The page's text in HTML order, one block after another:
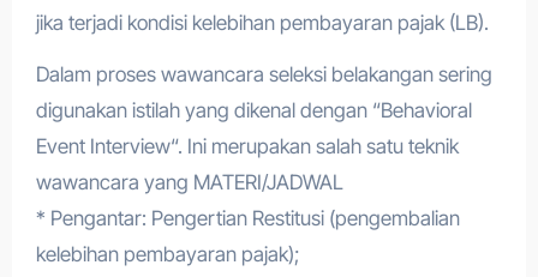
jika terjadi kondisi kelebihan pembayaran pajak (LB).
Dalam proses wawancara seleksi belakangan sering
digunakan istilah yang dikenal dengan “Behavioral
Event Interview“. Ini merupakan salah satu teknik
wawancara yang MATERI/JADWAL
* Pengantar: Pengertian Restitusi (pengembalian
kelebihan pembayaran pajak);